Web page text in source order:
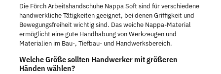
Die Förch Arbeitshandschuhe Nappa Soft sind für verschiedene
handwerkliche Tätigkeiten geeignet, bei denen Griffigkeit und
Bewegungsfreiheit wichtig sind. Das weiche Nappa-Material
ermöglicht eine gute Handhabung von Werkzeugen und
Materialien im Bau-, Tiefbau- und Handwerksbereich.
Welche Größe sollten Handwerker mit größeren
Händen wählen?